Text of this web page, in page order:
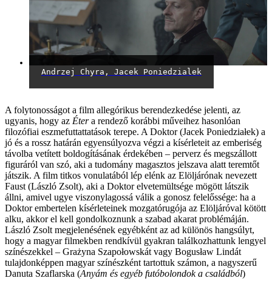
Andrzej Chyra, Jacek Poniedzialek
A folytonosságot a film allegórikus berendezkedése jelenti, az
ugyanis, hogy az Étera rendező korábbi műveihez hasonlóan
filozófiai eszmefuttattatások terepe. A Doktor (Jacek Poniedziałek) a
jó és a rossz határán egyensúlyozva végzi a kísérleteit az emberiség
távolba vetített boldogításának érdekében – perverz és megszállott
figuráról van szó, aki a tudomány magasztos jelszava alatt teremtőt
játszik. A film titkos vonulatából lép elénk az Elöljárónak nevezett
Faust (László Zsolt), aki a Doktor elvetemültsége mögött látszik
állni, amivel ugye viszonylagossá válik a gonosz felelőssége: ha a
Doktor embertelen kísérleteinek mozgatórugója az Elöljáróval kötött
alku, akkor el kell gondolkoznunk a szabad akarat problémáján.
László Zsolt megjelenésének egyébként az ad különös hangsúlyt,
hogy a magyar filmekben rendkívül gyakran találkozhattunk lengyel
színészekkel – Grażyna Szapołowskát vagy Bogusław Lindát
tulajdonképpen magyar színészként tartottuk számon, a nagyszerű
Danuta Szaflarska (Anyám és egyéb futóbolondok a családból)